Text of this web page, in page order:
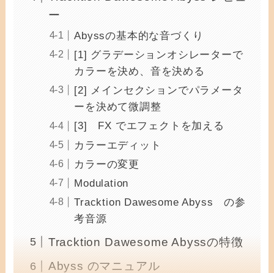
ー
Abyssの基本的な音づくり
[1] グラデーションオシレーターで
カラーを決め、音を決める
[2] メインセクションでパラメータ
ーを決めて微調整
[3] FX でエフェクトを加える
カラーエディット
カラーの変更
Modulation
Tracktion Dawesome Abyss の参
考音源
Tracktion Dawesome Abyssの特徴
Abyss のマニュアル